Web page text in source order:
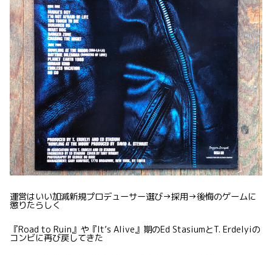
運営はいい加減新規プロデューサー選び→採用→後悔のゲームに
懲りたらしく
『Road to Ruin』や『It’s Alive』期のEd StasiumとT. Erdelyiの
コンビに再び戻してきた